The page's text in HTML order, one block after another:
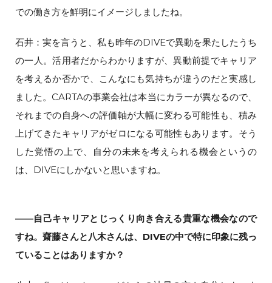
での働き方を鮮明にイメージしましたね。
石井：実を言うと、私も昨年のDIVEで異動を果たしたうち
の一人。活用者だからわかりますが、異動前提でキャリア
を考えるか否かで、こんなにも気持ちが違うのだと実感し
ました。CARTAの事業会社は本当にカラーが異なるので、
それまでの自身への評価軸が大幅に変わる可能性も、積み
上げてきたキャリアがゼロになる可能性もあります。そう
した覚悟の上で、自分の未来を考えられる機会というの
は、DIVEにしかないと思いますね。
――自己キャリアとじっくり向き合える貴重な機会なので
すね。齋藤さんと八木さんは、DIVEの中で特に印象に残っ
ていることはありますか？